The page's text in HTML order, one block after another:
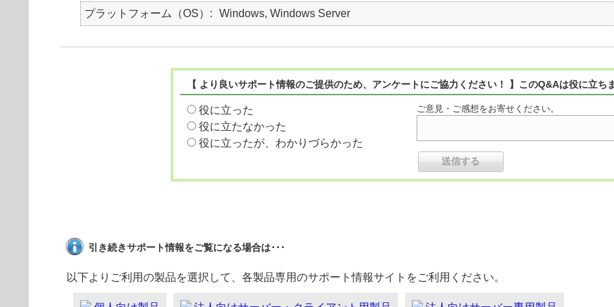
プラットフォーム（OS） Windows, Windows Server
【 より良いサポート情報のご提供のため、アンケートにご協力ください！ 】このQ&Aは役に立ち
役に立った
役に立たなかった
役に立ったが、わかりづらかった
ご意見・ご感想をお寄せください。
引き続きサポート情報をご覧になる場合は･･･
以下よりご利用の製品を選択して、各製品専用のサポート情報サイトをご利用ください。